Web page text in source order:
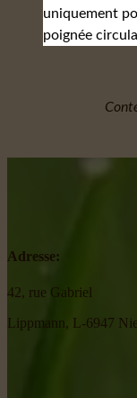
uniquement
poignée
Adresse:
42, rue Gabriel
Lippmann, L-6947